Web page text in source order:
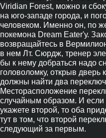
Viridian Forest, можно и
на юго-западе города, и
человеком. Именно он, по
покемона Dream Eater'у.
возвращайтесь в
в нем Лт. Сюрдж, тренер
бы к нему добраться надо
головоломку, открыв
должны найти два
Месторасположение
случайным образом. И
укажете второй, то оба
тут в том, что второй
следующий за первым.